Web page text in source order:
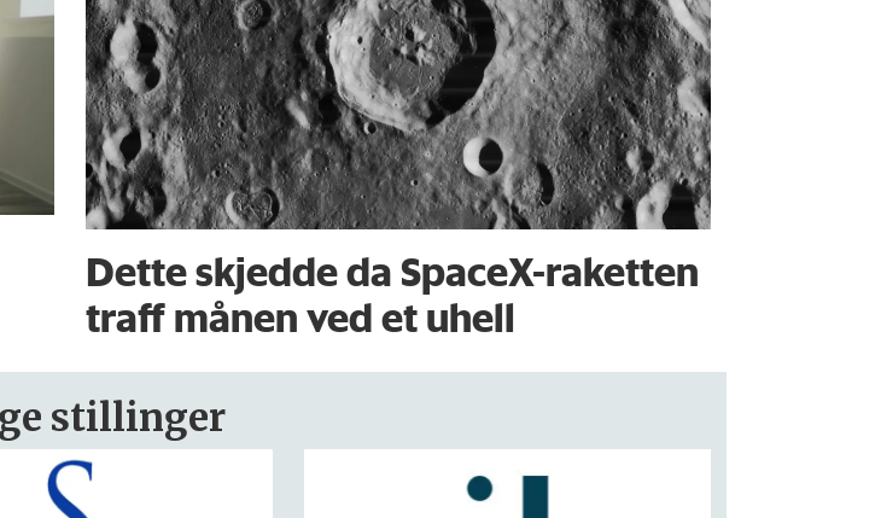
Dette skjedde da SpaceX-raketten
traff månen ved et uhell
stillinger